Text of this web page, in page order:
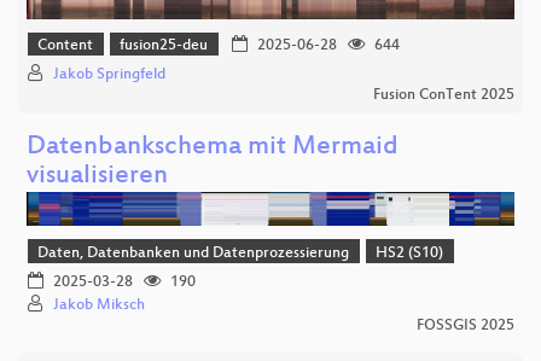
Content fusion25-deu 2025-06-28
644
Jakob Springfeld
Fusion ConTent 2025
Datenbankschema mit Mermaid
visualisieren
Daten, Datenbanken und Datenprozessierung
HS2 (S10)
2025-03-28
190
Jakob Miksch
FOSSGIS 2025